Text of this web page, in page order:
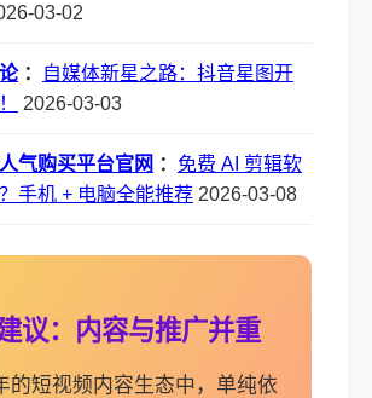
03-02
：
自媒体新星之路：抖音星图开
2026-03-03
气购买平台官网 ： 免费 AI 剪辑软
手机 + 电脑全能推荐 2026-03-08
议：内容与推广并重
的短视频内容生态中，单纯依